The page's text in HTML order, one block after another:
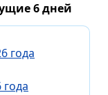
6 дней
года